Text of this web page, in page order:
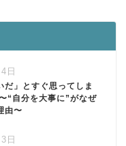
日
だ」とすぐ思ってしま
“自分を大事に”がなぜ
由〜
日